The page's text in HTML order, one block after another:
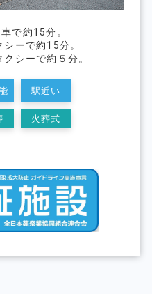
で約15分。
シーで約15分。
シーで約５分。
駅近い
火葬式